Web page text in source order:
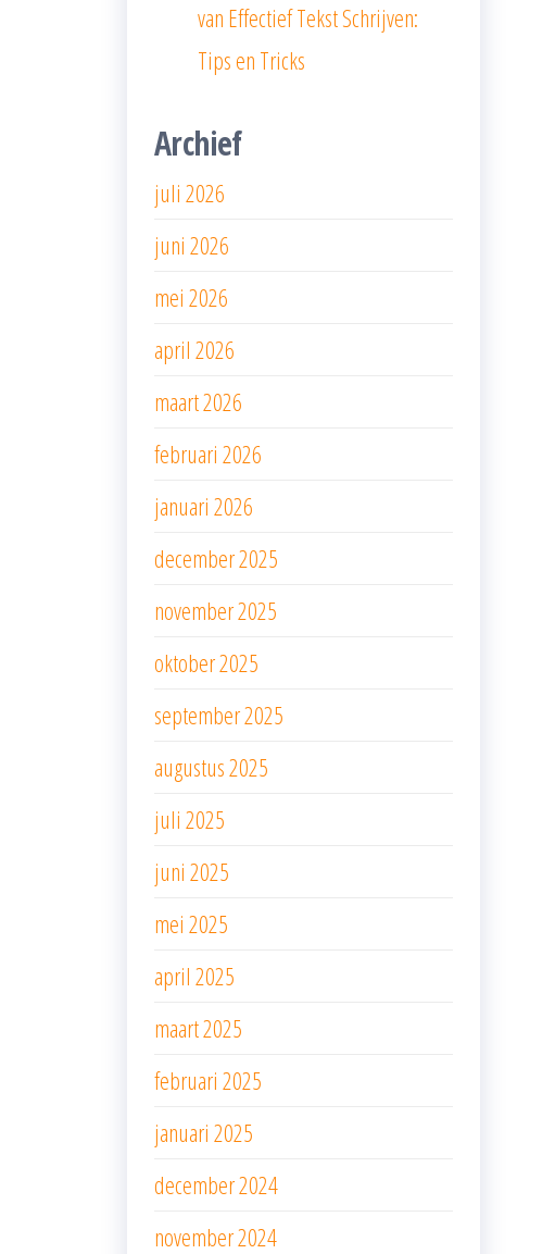
van Effectief Tekst Schrijven:
Tips en Tricks
Archief
juli 2026
juni 2026
mei 2026
april 2026
maart 2026
februari 2026
januari 2026
december 2025
november 2025
oktober 2025
september 2025
augustus 2025
juli 2025
juni 2025
mei 2025
april 2025
maart 2025
februari 2025
januari 2025
december 2024
november 2024